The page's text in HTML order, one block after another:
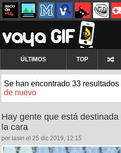
ÚLTIMOS TOP
Se han encontrado 33 resultados
de nuevo
Hay gente que está
la cara
por lasiri el 25 dic 2019, 12:15